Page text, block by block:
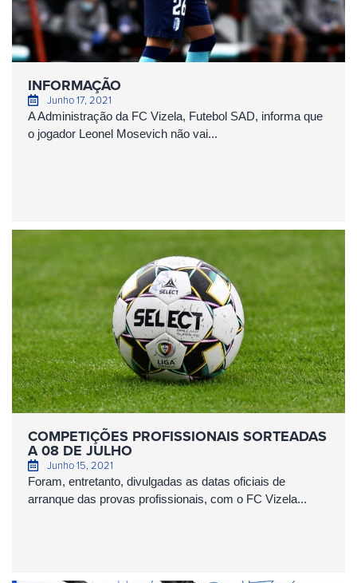
INFORMAÇÃO
Junho 17, 2021
A Administração da FC Vizela, Futebol SAD, informa que
o jogador Leonel Mosevich não vai...
COMPETIÇÕES PROFISSIONAIS SORTEADAS
A 08 DE JULHO
Junho 15, 2021
Foram, entretanto, divulgadas as datas oficiais de
arranque das provas profissionais, com o FC Vizela...